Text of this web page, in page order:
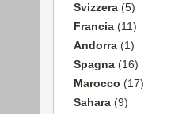
Svizzera(5)
Francia(11)
Andorra(1)
Spagna(16)
Marocco (17)
Sahara(9)